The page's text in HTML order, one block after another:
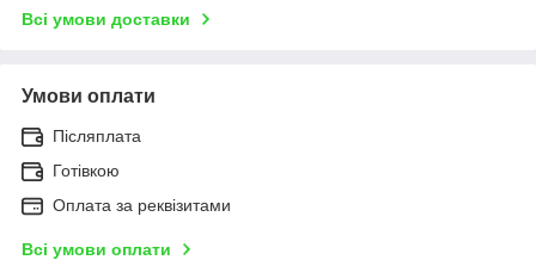
Всі умови доставки
Умови оплати
Післяплата
Готівкою
Оплата за реквізитами
Всі умови оплати